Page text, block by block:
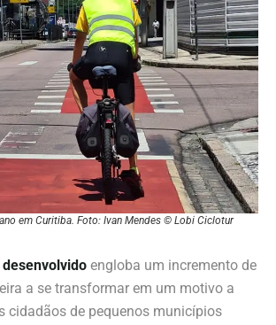
em Curitiba. Foto: Ivan Mendes © Lobi Ciclotur
engloba um incremento de
a se transformar em um motivo a
cidadãos de pequenos municípios